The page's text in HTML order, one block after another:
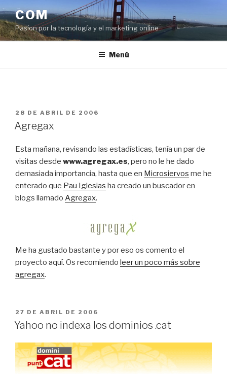
al
contenido
COM
Pasíon por la tecnología y el marketing online
Menú
PUBLICADO
EL
28 DE ABRIL DE 2006
Agregax
Esta mañana, revisando las estadísticas, tenía un par de
visitas desde www.agregax.es, pero no le he dado
demasiada importancia, hasta que en Microsiervos me he
enterado que Pau Iglesias ha creado un buscador en
blogs llamado Agregax.
Me ha gustado bastante y por eso os comento el
proyecto aquí. Os recomiendo leer un poco más sobre
agregax.
PUBLICADO
EL
27 DE ABRIL DE 2006
Yahoo no indexa los dominios .cat